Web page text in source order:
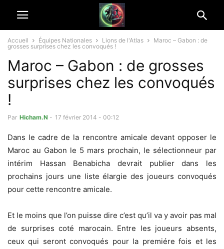
Accueil Équipes Nationales Lions de l'Atlas
Maroc – Gabon : de
grosses surprises chez les convoqués !
Maroc – Gabon : de grosses
surprises chez les convoqués
!
Par Hicham.N - 17 février 2014 - 00:12
Dans le cadre de la rencontre amicale devant opposer le
Maroc au Gabon le 5 mars prochain, le sélectionneur par
intérim Hassan Benabicha devrait publier dans les
prochains jours une liste élargie des joueurs convoqués
pour cette rencontre amicale.
Et le moins que l’on puisse dire c’est qu’il va y avoir pas mal
de surprises coté marocain. Entre les joueurs absents,
ceux qui seront convoqués pour la premiére fois et les